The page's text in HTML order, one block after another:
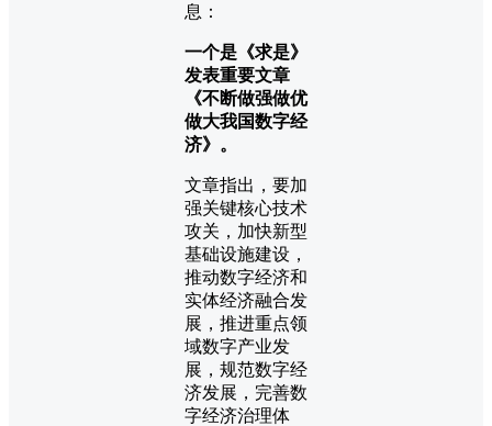
息：
一个是《求是》
发表重要文章
《不断做强做优
做大我国数字经
济》。
文章指出，要加
强关键核心技术
攻关，加快新型
基础设施建设，
推动数字经济和
实体经济融合发
展，推进重点领
域数字产业发
展，规范数字经
济发展，完善数
字经济治理体